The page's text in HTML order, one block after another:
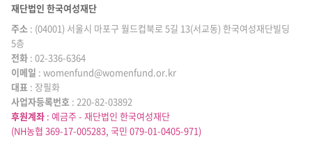
재단법인 한국여성재단
주소 : (04001) 서울시 마포구 월드컵북로 5길 13(서교동) 한국여성재단빌딩
5층
전화 : 02-336-6364
|
이메일 : womenfund@womenfund.or.kr
|
대표 : 장필화
|
사업자등록번호 : 220-82-03892
후원계좌 : 예금주 - 재단법인 한국여성재단
(NH농협 369-17-005283, 국민 079-01-0405-971)